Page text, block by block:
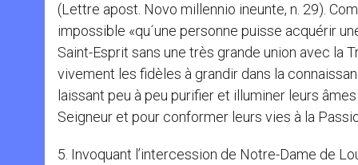
(Lettre apost. Novo millennio ineunte, n. 29).
impossible «qu´une personne puisse acquérir
Saint-Esprit sans une très grande union avec la
vivement les fidèles à grandir dans la
laissant peu à peu purifier et illuminer leurs
Seigneur et pour conformer leurs vies à la
5. Invoquant l’intercession de Notre-Dame de